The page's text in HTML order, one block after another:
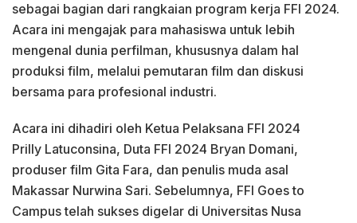
sebagai bagian dari rangkaian program kerja FFI 2024.
Acara ini mengajak para mahasiswa untuk lebih
mengenal dunia perfilman, khususnya dalam hal
produksi film, melalui pemutaran film dan diskusi
bersama para profesional industri.
Acara ini dihadiri oleh Ketua Pelaksana FFI 2024
Prilly Latuconsina, Duta FFI 2024 Bryan Domani,
produser film Gita Fara, dan penulis muda asal
Makassar Nurwina Sari. Sebelumnya, FFI Goes to
Campus telah sukses digelar di Universitas Nusa